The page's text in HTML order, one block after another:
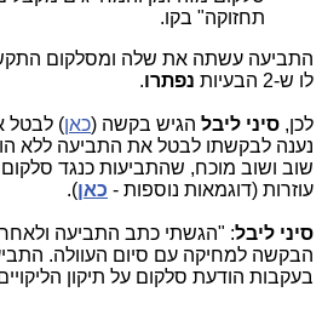
תחזוקה" בקו.
התביעה עשתה את שלה ומסלקום
לו ש-2 הבעיות
נפתרו.
לכן, סיני ליבל הגיש בקשה (כאן) לבטל
נענה לבקשתו לבטל את התביעה ללא
שוב ושוב מוכח, שהתביעות כנגד
עוזרות (דוגמאות נוספות - כאן).
סיני ליבל: "הגשתי כתב התביעה
הבקשה למחיקה עם סיום העוולה.
בעקבות הודעת סלקום על תיקון